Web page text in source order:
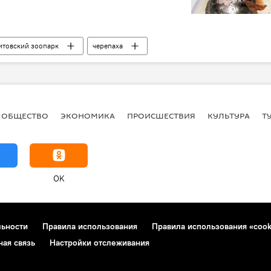
зоопарк
черепаха
ОБЩЕСТВО ЭКОНОМИКА ПРОИСШЕСТВИЯ КУЛЬТУРА
OK
Правила использования
Правила использования
связь Настройки отслеживания